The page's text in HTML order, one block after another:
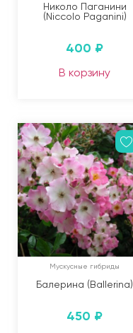
Николо Паганини
(Niccolo Paganini)
400 ₽
В корзину
Мускусные гибриды
Балерина (Ballerina)
450 ₽